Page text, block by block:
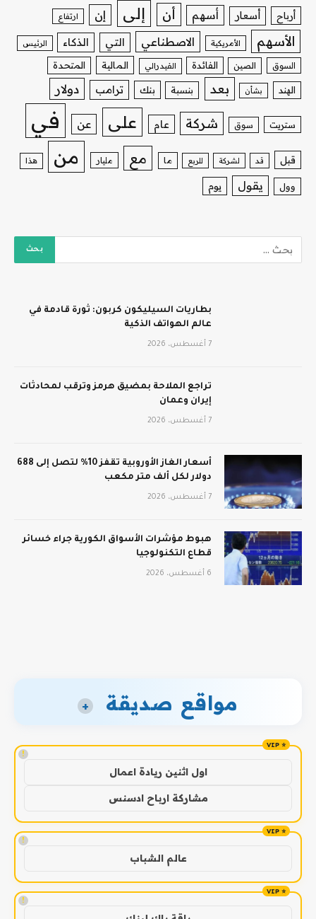
أرباح أسعار أسهم أن إلى إن ارتفاع
الأسهم الأمريكية الاصطناعي التي الذكاء الرئيس
السوق الصين الفائدة الفيدرالي المالية المتحدة
الهند بشأن بعد بنسبة بنك ترامب دولار
ستريت سوق شركة عام على عن في
قبل قد لشركة للربع ما مع مليار من هذا
وول يقول يوم
بطاريات السيليكون كربون: ثورة قادمة في
عالم الهواتف الذكية
7 أغسطس، 2026
تراجع الملاحة بمضيق هرمز وترقب لمحادثات
إيران وعمان
7 أغسطس، 2026
أسعار الغاز الأوروبية تقفز 10% لتصل إلى 688
دولار لكل ألف متر مكعب
7 أغسطس، 2026
هبوط مؤشرات الأسواق الكورية جراء خسائر
قطاع التكنولوجيا
6 أغسطس، 2026
مواقع صديقة +
!
اول اثنين ريادة اعمال
مشاركة ارباح ادسنس
!
عالم الشباب
!